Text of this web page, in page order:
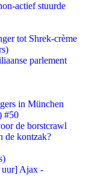
actief stuurde
tot Shrek-crème
parlement
in München
#50
de borstcrawl
de kontzak?
uur] Ajax -